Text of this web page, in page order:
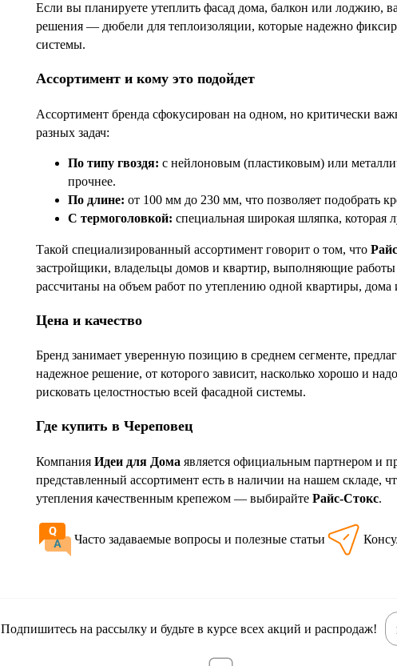
Если вы планируете утеплить фасад дома, балкон или лоджию,
решения — дюбели для теплоизоляции, которые надежно
системы.
Ассортимент и кому это подойдет
Ассортимент бренда сфокусирован на одном, но критически
разных задач:
По типу гвоздя: с нейлоновым (пластиковым) или
прочнее.
По длине: от 100 мм до 230 мм, что позволяет подобрать
С термоголовкой: специальная широкая шляпка, которая
Такой специализированный ассортимент говорит о том, что
застройщики, владельцы домов и квартир, выполняющие
рассчитаны на объем работ по утеплению одной квартиры, дома
Цена и качество
Бренд занимает уверенную позицию в среднем сегменте,
надежное решение, от которого зависит, насколько хорошо и
рисковать целостностью всей фасадной системы.
Где купить в Череповец
Компания Идеи для Дома является официальным партнером и
представленный ассортимент есть в наличии на нашем складе,
утепления качественным крепежом — выбирайте Райс-Стокс.
Часто задаваемые вопросы и полезные статьи
Подпишитесь на рассылку и будьте в курсе всех акций и распродаж!